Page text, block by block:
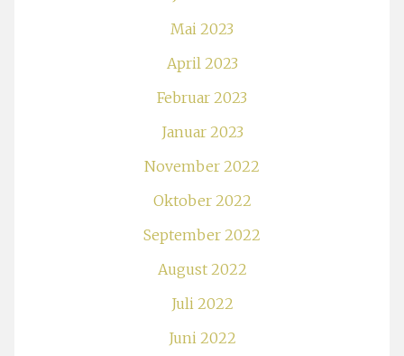
Mai 2023
April 2023
Februar 2023
Januar 2023
November 2022
Oktober 2022
September 2022
August 2022
Juli 2022
Juni 2022